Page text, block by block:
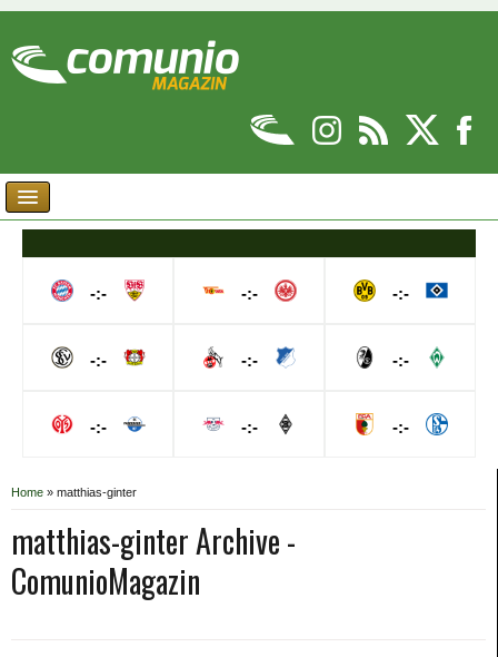
-:-
-:-
-:-
-:-
-:-
-:-
-:-
-:-
-:-
Home » matthias-ginter
matthias-ginter Archive -
ComunioMagazin